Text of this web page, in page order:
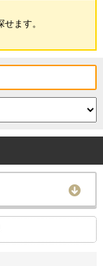
ます。